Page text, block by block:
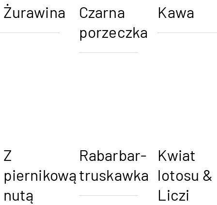
Żurawina
Czarna
porzeczka
Kawa
Z
piernikową
nutą
Rabarbar-
truskawka
Kwiat
lotosu &
Liczi